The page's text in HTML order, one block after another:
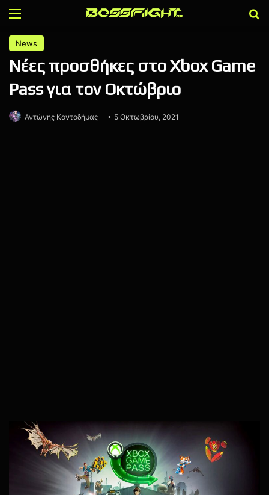
Menu
News
Νέες προσθήκες στο Xbox Game
Pass για τον Οκτώβριο
Αντώνης Κοντοδήμας 5 Οκτωβρίου, 2021